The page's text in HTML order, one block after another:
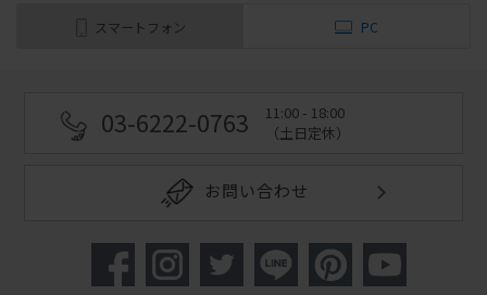
スマートフォン PC
03-6222-0763
11:00 - 18:00
（土日定休）
お問い合わせ